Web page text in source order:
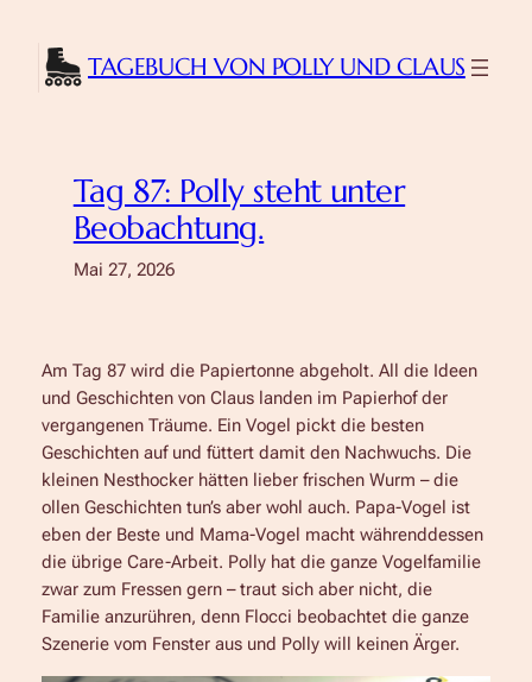
Inhalt
springen TAGEBUCH VON POLLY UND CLAUS
Tag 87: Polly steht unter
Beobachtung.
Mai 27, 2026
Am Tag 87 wird die Papiertonne abgeholt. All die Ideen
und Geschichten von Claus landen im Papierhof der
vergangenen Träume. Ein Vogel pickt die besten
Geschichten auf und füttert damit den Nachwuchs. Die
kleinen Nesthocker hätten lieber frischen Wurm – die
ollen Geschichten tun’s aber wohl auch. Papa-Vogel ist
eben der Beste und Mama-Vogel macht währenddessen
die übrige Care-Arbeit. Polly hat die ganze Vogelfamilie
zwar zum Fressen gern – traut sich aber nicht, die
Familie anzurühren, denn Flocci beobachtet die ganze
Szenerie vom Fenster aus und Polly will keinen Ärger.